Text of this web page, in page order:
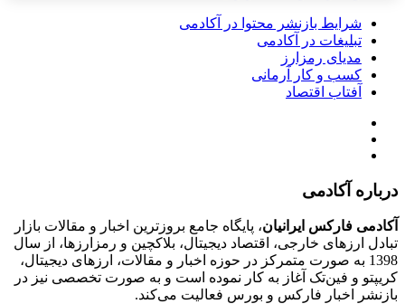
شرایط بازنشر محتوا در آکادمی
تبلیغات در آکادمی
مدیای رمزارز
کسب و کار آرمانی
آفتاب اقتصاد
درباره آکادمی
آکادمی فارکس ایرانیان، پایگاه جامع بروزترین اخبار و مقالات بازار
تبادل ارزهای خارجی، اقتصاد دیجیتال، بلاکچین و رمزارزها، از سال
1398 به صورت متمرکز در حوزه اخبار و مقالات، ارزهای‌ دیجیتال،
کریپتو و فین‌تک آغاز به کار نموده است و به صورت تخصصی نیز در
بازنشر اخبار فارکس و بورس فعالیت می‌کند.